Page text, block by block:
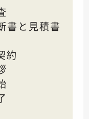
と見積書